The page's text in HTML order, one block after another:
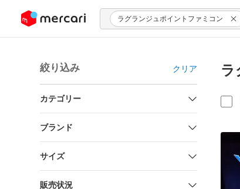
ツにスキップ ラグランジュポイントファミコン
絞り込み クリア
カテゴリー
ブランド
サイズ
販売状況
ラ